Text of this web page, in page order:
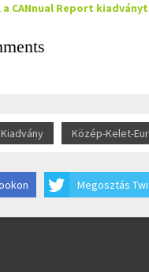
a CANnual Report
Kiadvány Közép-Kelet-
Megosztás